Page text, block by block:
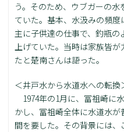
う。そのため、ウブガーの
ていた。基本、水汲みの頻
主に子供達の仕事で、釣瓶
上げていた。当時は家族皆
たと楚南さんは語った。
＜井戸水から水道水への転換
1974年の1月に、冨祖崎に
かし、冨祖崎全体に水道水
間を要した。その背景には